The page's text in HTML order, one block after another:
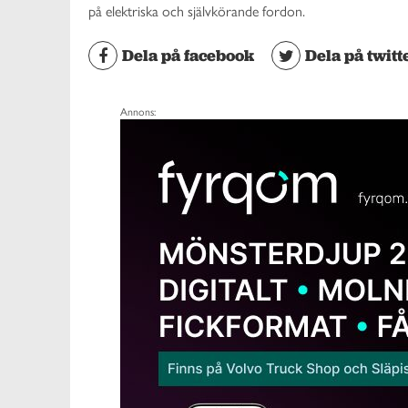
på elektriska och självkörande fordon.
Dela på facebook Dela på
Annons: